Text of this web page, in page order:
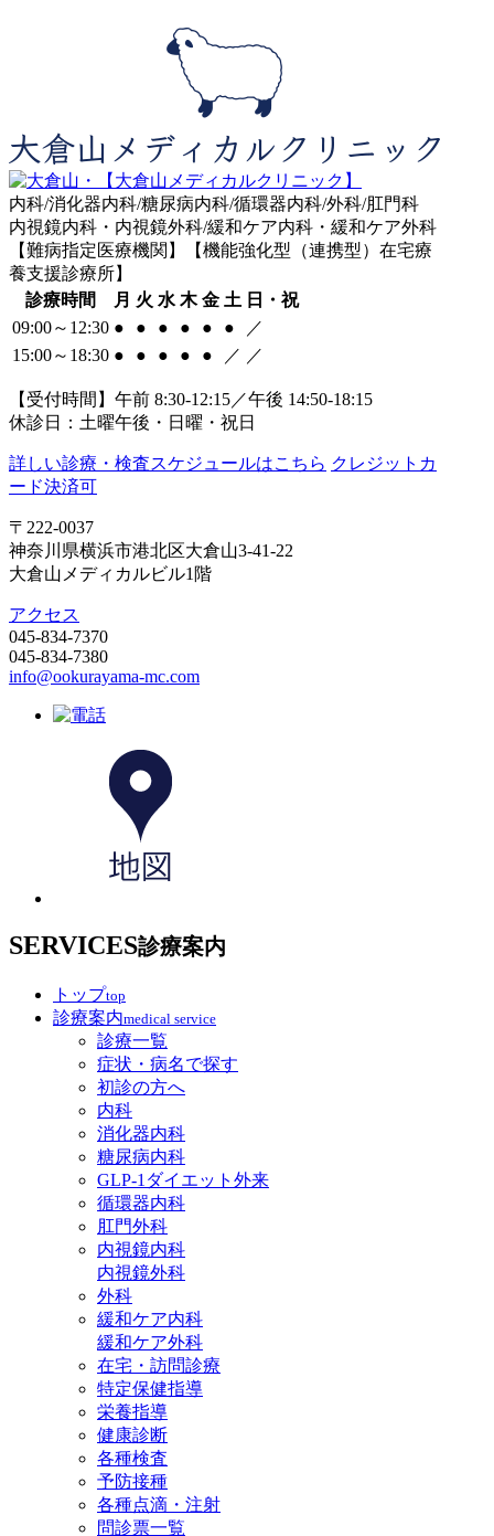
内科/消化器内科/糖尿病内科/循環器内科/外科/肛門科
内視鏡内科・内視鏡外科/緩和ケア内科・緩和ケア外科
【難病指定医療機関】【機能強化型（連携型）在宅療
養支援診療所】
診療時間
月 火 水 木 金 土 日・祝
09:00～12:30 ● ● ● ● ● ●
／
15:00～18:30 ● ● ● ● ● ／ ／
【受付時間】午前 8:30-12:15／午後 14:50-18:15
休診日：土曜午後・日曜・祝日
詳しい診療・検査スケジュールはこちら クレジットカ
ード決済可
〒222-0037
神奈川県横浜市港北区大倉山3-41-22
大倉山メディカルビル1階
アクセス
045-834-7370
045-834-7380
info@ookurayama-mc.com
SERVICES診療案内
トップtop
診療案内medical service
診療一覧
症状・病名で探す
初診の方へ
内科
消化器内科
糖尿病内科
GLP‐1ダイエット外来
循環器内科
肛門外科
内視鏡内科
内視鏡外科
外科
緩和ケア内科
緩和ケア外科
在宅・訪問診療
特定保健指導
栄養指導
健康診断
各種検査
予防接種
各種点滴・注射
問診票一覧